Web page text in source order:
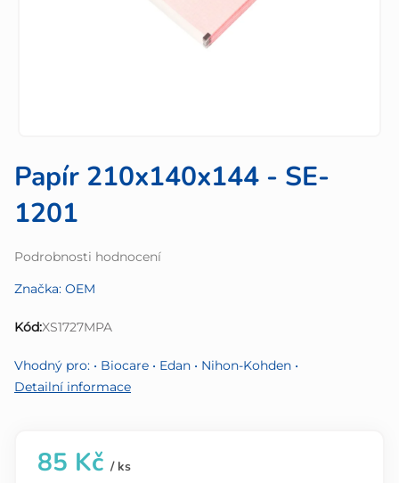
Papír 210x140x144 - SE-
1201
Průměrné
produktu
0,0
hvězdiček.
Podrobnosti hodnocení
Značka: OEM
Kód:XS1727MPA
Vhodný pro: • Biocare • Edan • Nihon-Kohden •
Detailní informace
85 Kč / ks